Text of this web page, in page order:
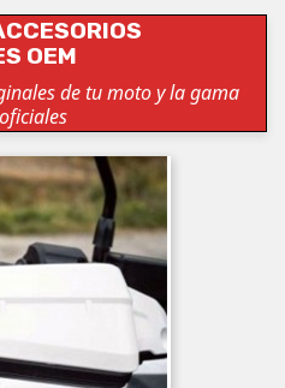
OEM
de tu moto y la gama